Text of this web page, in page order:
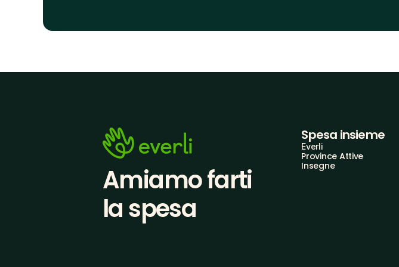
Amiamo farti
la spesa
Spesa insieme
Everli
Province Attive
Insegne